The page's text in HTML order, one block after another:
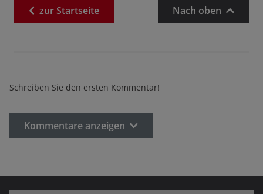
zurStartseite Nach oben
Schreiben Sie den ersten Kommentar!
Kommentare anzeigen